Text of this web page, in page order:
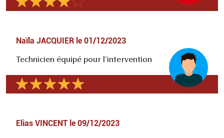
Naïla JACQUIER le 01/12/2023
Technicien équipé pour l'intervention
Elias VINCENT le 09/12/2023